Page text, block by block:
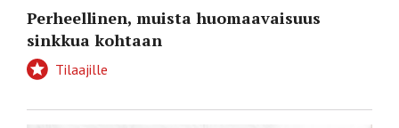
Perheellinen, muista huomaavaisuus
sinkkua kohtaan
Tilaajille